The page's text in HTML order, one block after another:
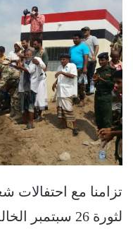
تزامنا مع احتفالات
لثورة 26